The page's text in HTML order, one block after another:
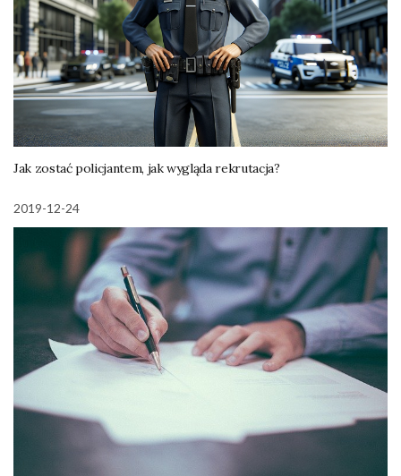
Jak zostać policjantem, jak wygląda rekrutacja?
2019-12-24